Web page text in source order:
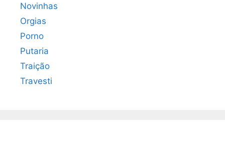
Novinhas
Orgias
Porno
Putaria
Traição
Travesti